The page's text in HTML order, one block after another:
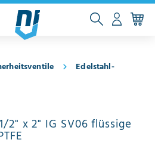
Edelstahl-
2" x 2" IG SV06 flüssige